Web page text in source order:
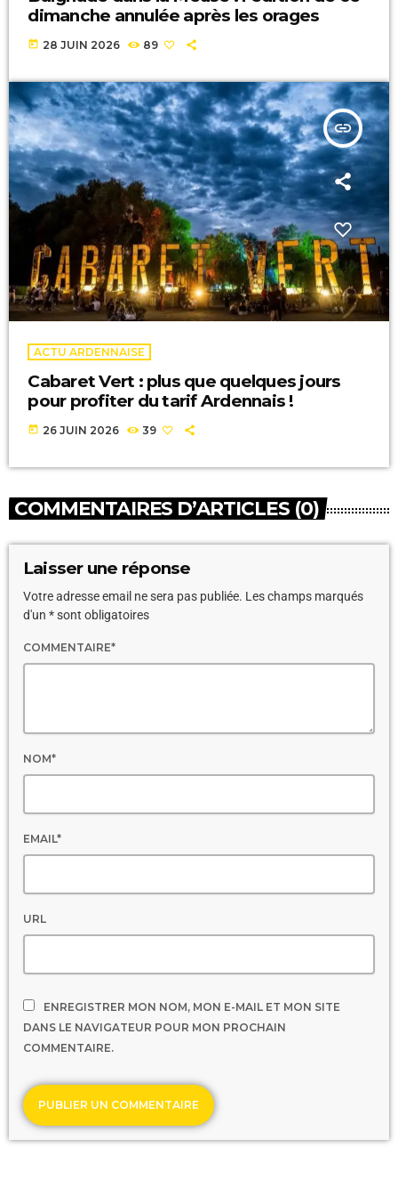
dimanche annulée après les orages
today 28 JUIN 2026 89
insert_link
ACTU ARDENNAISE
Cabaret Vert : plus que quelques jours
pour profiter du tarif Ardennais !
today 26 JUIN 2026 39
COMMENTAIRES D’ARTICLES (0)
Laisser une réponse
Votre adresse email ne sera pas publiée. Les champs marqués
d'un * sont obligatoires
COMMENTAIRE*
NOM*
EMAIL*
URL
ENREGISTRER MON NOM, MON E-MAIL ET MON SITE
DANS LE NAVIGATEUR POUR MON PROCHAIN
COMMENTAIRE.